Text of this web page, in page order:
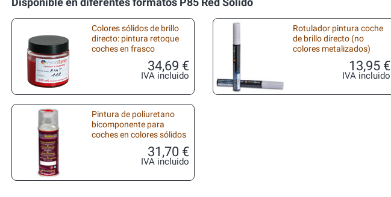
Colores sólidos de brillo
directo: pintura retoque
coches en frasco
34,69 €
IVA incluido
Rotulador pintura coche
de brillo directo (no
colores metalizados)
13,95 €
IVA incluido
Pintura de poliuretano
bicomponente para
coches en colores sólidos
31,70 €
IVA incluido